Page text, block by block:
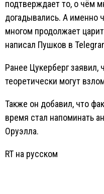
подтверждает то, о чём
догадывались. А именно
многом продолжает
написал Пушков в
Ранее Цукерберг
теоретически могут
Также он добавил, что
время стал напоминать
Оруэлла.
RT на русском